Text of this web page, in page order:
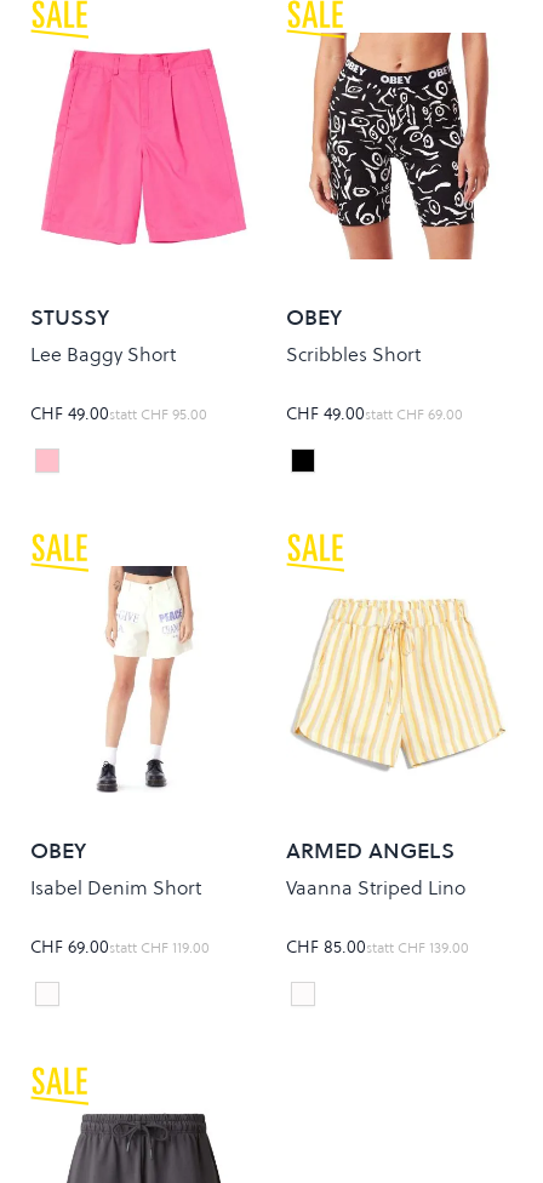
STUSSY
Lee Baggy Short
CHF 49.00statt CHF 95.00
Colour
Hot Pink
OBEY
Scribbles Short
CHF 49.00statt CHF 69.00
Colour
Black Multi
OBEY
Isabel Denim Short
CHF 69.00statt CHF 119.00
Colour
EGRET
ARMED ANGELS
Vaanna Striped Lino
CHF 85.00statt CHF 139.00
Colour
OFF WHITE/